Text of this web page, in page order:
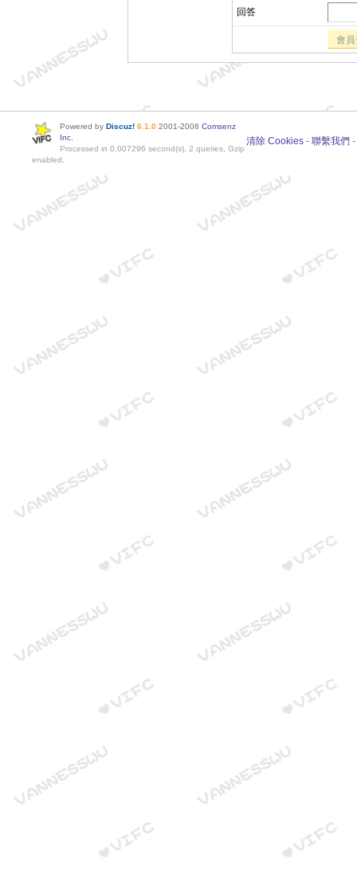
回答
會
清除 Cookies - 聯繫我們 -
Powered by Discuz! 6.1.0 2001-2008 Comsenz
Inc.
Processed in 0.007296 second(s), 2 queries, Gzip
enabled.